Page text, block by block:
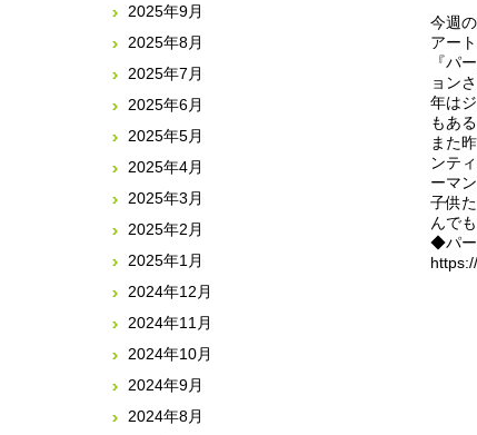
今週
アー
『パ
ョン
年は
もあ
また
ンテ
ーマ
子供
んで
◆パ
2025年9月
2025年8月
2025年7月
2025年6月
2025年5月
2025年4月
2025年3月
2025年2月
2025年1月
2024年12月
2024年11月
2024年10月
2024年9月
2024年8月